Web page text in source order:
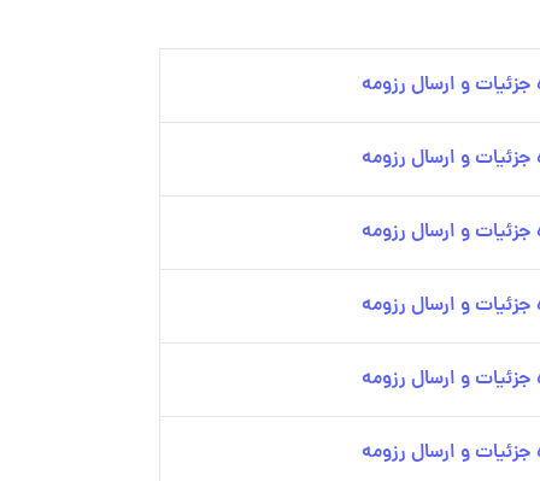
و ارسال رزومه
و ارسال رزومه
و ارسال رزومه
و ارسال رزومه
و ارسال رزومه
و ارسال رزومه